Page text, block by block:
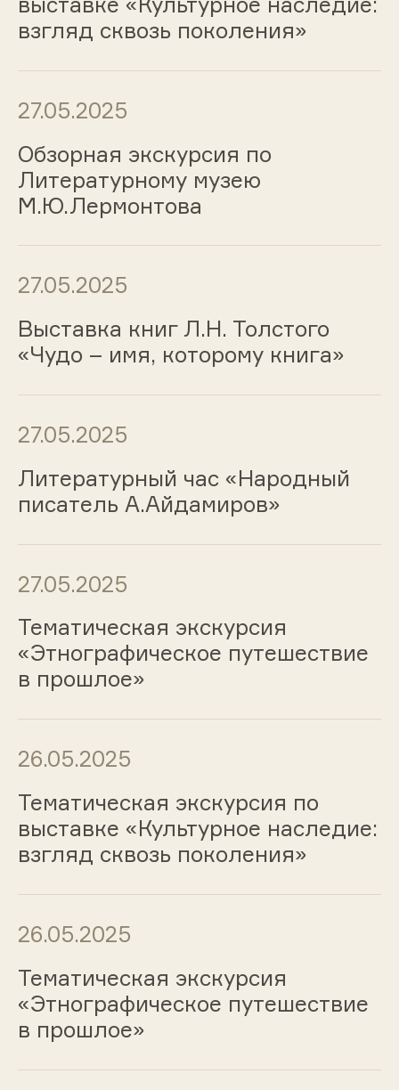
взгляд сквозь поколения»
27.05.2025
Обзорная экскурсия по
Литературному музею
М.Ю.Лермонтова
27.05.2025
Выставка книг Л.Н. Толстого
«Чудо – имя, которому книга»
27.05.2025
Литературный час «Народный
писатель А.Айдамиров»
27.05.2025
Тематическая экскурсия
«Этнографическое путешествие
в прошлое»
26.05.2025
Тематическая экскурсия по
выставке «Культурное наследие:
взгляд сквозь поколения»
26.05.2025
Тематическая экскурсия
«Этнографическое путешествие
в прошлое»